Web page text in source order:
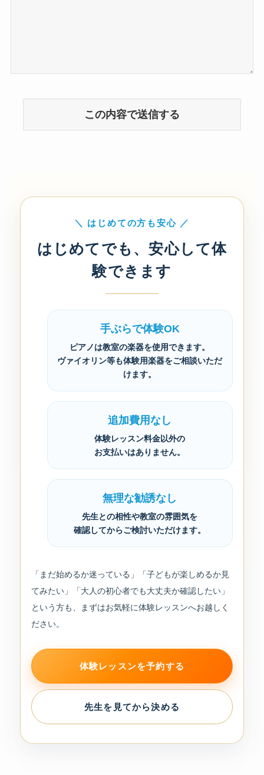
＼ はじめての方も安心 ／
はじめてでも、安心して体
験できます
手ぶらで体験OK
ピアノは教室の楽器を使用できます。
ヴァイオリン等も体験用楽器をご相談いただ
けます。
追加費用なし
体験レッスン料金以外の
お支払いはありません。
無理な勧誘なし
先生との相性や教室の雰囲気を
確認してからご検討いただけます。
「まだ始めるか迷っている」「子どもが楽しめるか見
てみたい」「大人の初心者でも大丈夫か確認したい」
という方も、まずはお気軽に体験レッスンへお越しく
ださい。
体験レッスンを予約する
先生を見てから決める